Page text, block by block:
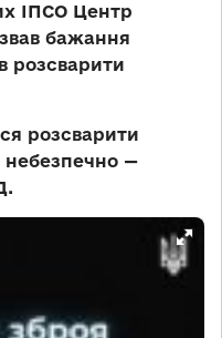
ІПСО Центр
бажання
розсварити
розсварити
небезпечно —